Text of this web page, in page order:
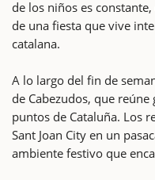
de los niños es
de una fiesta que vive
catalana.
A lo largo del fin de
de Cabezudos, que
puntos de Cataluña. Los
Sant Joan City en un
ambiente festivo que